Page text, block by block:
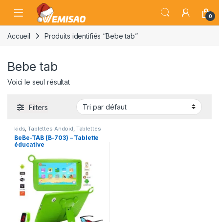
Skip to navigation
Skip to content
Open 0
Accueil Produits identifiés “Bebe tab”
Bebe tab
Voici le seul résultat
Filters
kids ,Tablettes Andoid Tablettes
pour Enfant
BeBe-TAB (B-703) – Tablette
éducative